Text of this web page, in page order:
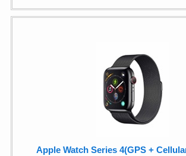
Apple Watch Series 4(GPS +